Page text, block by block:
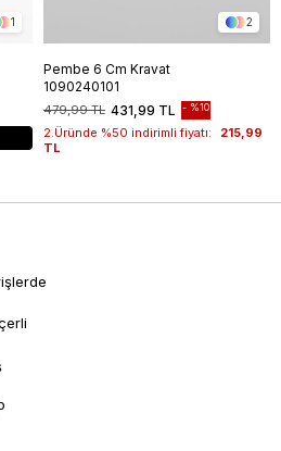
1 2
Pembe 6 Cm Kravat
1090240101
431,99 TL
479,99 TL %10
2.Üründe %50 indirimli fiyatı:
215,99
TL